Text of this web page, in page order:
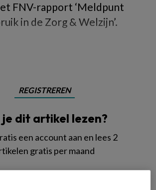
FNV-rapport ‘Meldpunt
in de Zorg & Welzijn’.
REGISTREREN
dit artikel lezen?
een account aan en lees 2
gratis per maand